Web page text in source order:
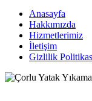
Anasayfa
Hakkımızda
Hizmetlerimiz
İletişim
Gizlilik